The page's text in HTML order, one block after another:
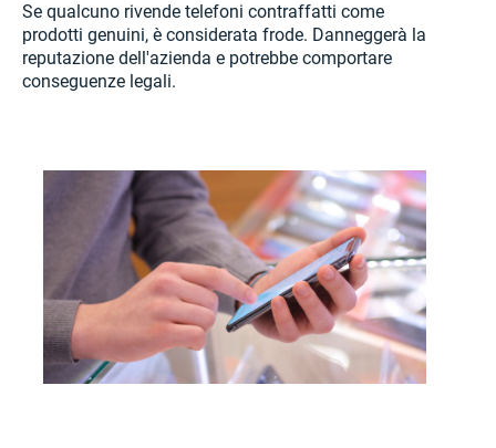
Se qualcuno rivende telefoni contraffatti come
prodotti genuini, è considerata frode. Danneggerà la
reputazione dell'azienda e potrebbe comportare
conseguenze legali.